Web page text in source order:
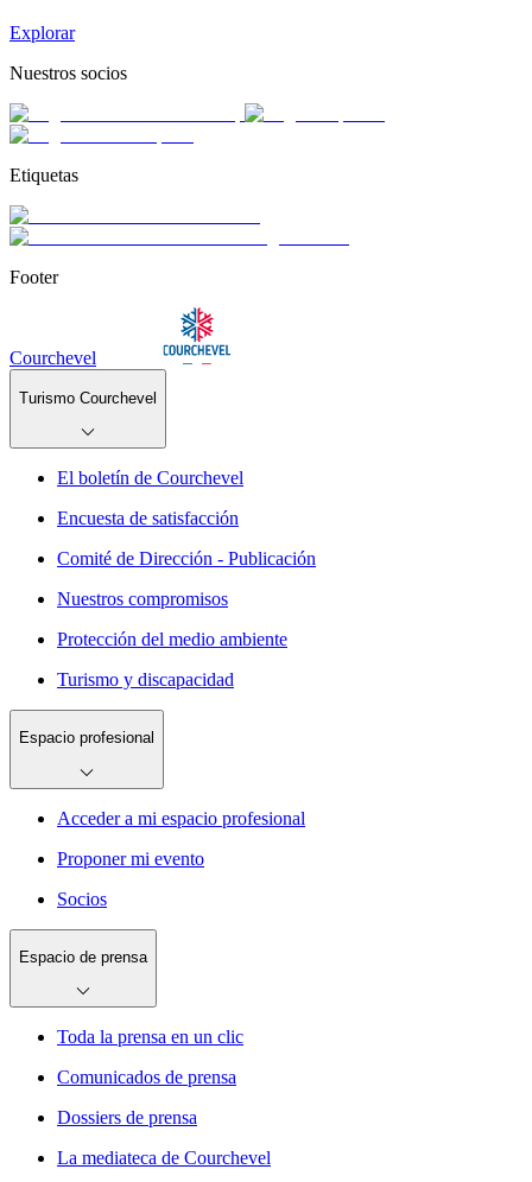
Explorar
Nuestros socios
Etiquetas
Footer
Courchevel
Turismo Courchevel
El boletín de Courchevel
Encuesta de satisfacción
Comité de Dirección - Publicación
Nuestros compromisos
Protección del medio ambiente
Turismo y discapacidad
Espacio profesional
Acceder a mi espacio profesional
Proponer mi evento
Socios
Espacio de prensa
Toda la prensa en un clic
Comunicados de prensa
Dossiers de prensa
La mediateca de Courchevel